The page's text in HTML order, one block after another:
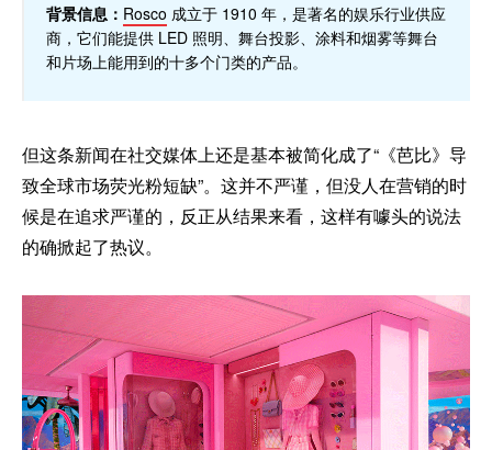
背景信息： Rosco 成立于 1910 年，是著名的娱乐行业供应
商，它们能提供 LED 照明、舞台投影、涂料和烟雾等舞台
和片场上能用到的十多个门类的产品。
但这条新闻在社交媒体上还是基本被简化成了“《芭比》导
致全球市场荧光粉短缺”。这并不严谨，但没人在营销的时
候是在追求严谨的，反正从结果来看，这样有噱头的说法
的确掀起了热议。